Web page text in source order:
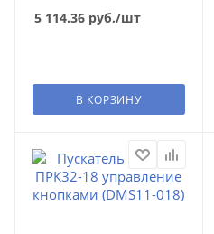
5 114.36 руб./шт
В КОРЗИНУ